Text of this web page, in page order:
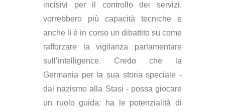
incisivi per il controllo dei servizi,
vorrebbero più capacità tecniche e
anche lì è in corso un dibattito su come
rafforzare la vigilanza parlamentare
sull’intelligence. Credo che la
Germania per la sua storia speciale -
dal nazismo alla Stasi - possa giocare
un ruolo guida: ha le potenzialità di